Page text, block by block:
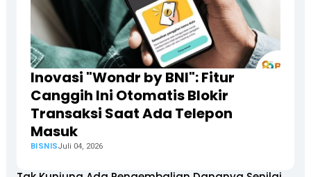
Inovasi "Wondr by BNI": Fitur
Canggih Ini Otomatis Blokir
Transaksi Saat Ada Telepon
Masuk
BISNISJuli 04, 2026